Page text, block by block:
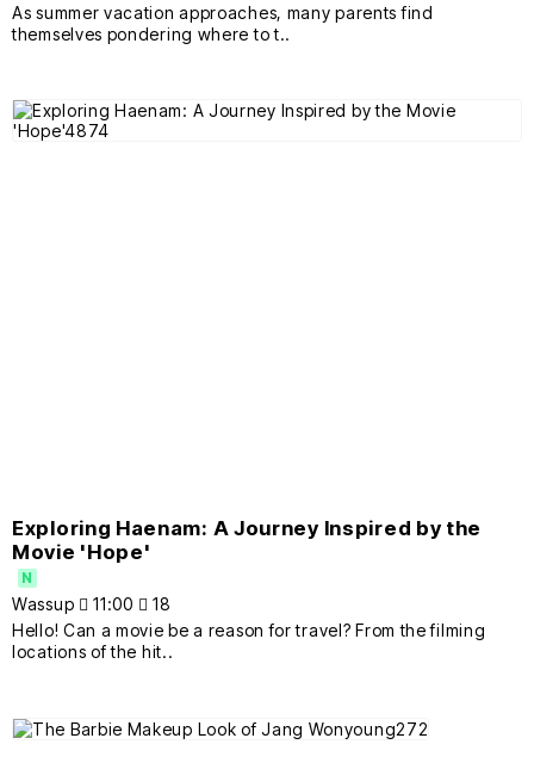
As summer vacation approaches, many parents find
themselves pondering where to t..
Exploring Haenam: A Journey Inspired by the
Movie 'Hope'
N
Wassup 11:00
18
Hello! Can a movie be a reason for travel? From the filming
locations of the hit..